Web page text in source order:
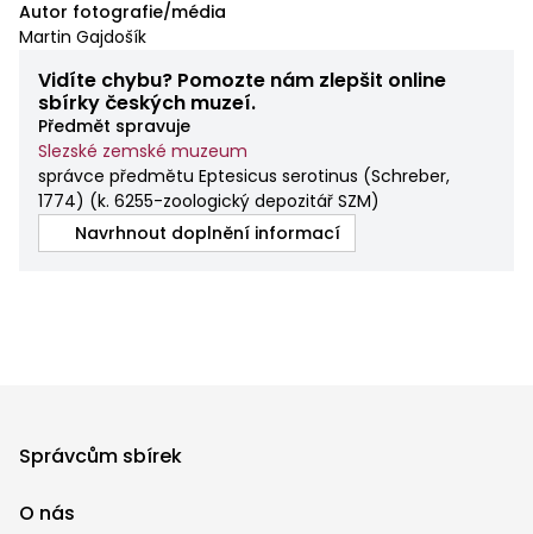
Autor fotografie/média
Martin Gajdošík
Vidíte chybu? Pomozte nám zlepšit online
sbírky českých muzeí.
Předmět spravuje
Slezské zemské muzeum
správce předmětu Eptesicus serotinus (Schreber,
1774) (k. 6255-zoologický depozitář SZM)
Navrhnout doplnění informací
Správcům sbírek
O nás